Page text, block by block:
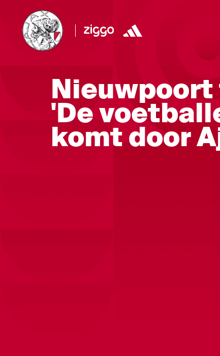
Nieuwpoort
'De
komt door